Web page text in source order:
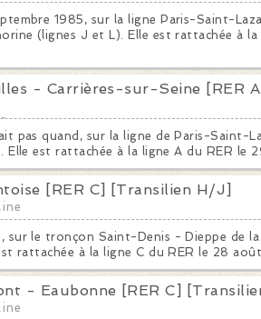
1985, sur la ligne Paris-Saint-
(lignes J et L). Elle est rattachée à la
- Carrières-sur-Seine [RER
pas quand, sur la ligne de Paris-Saint-
Elle est rattachée à la ligne A du RER le
[RER C] [Transilien H/J]
sur le tronçon Saint-Denis - Dieppe de
rattachée à la ligne C du RER le 28
- Eaubonne [RER C]